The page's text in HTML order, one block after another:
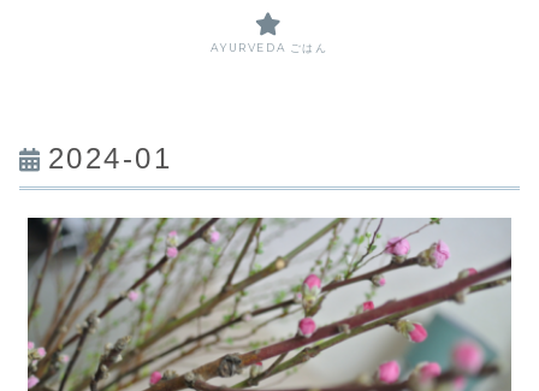
2024-01
AYURVEDA ごはん